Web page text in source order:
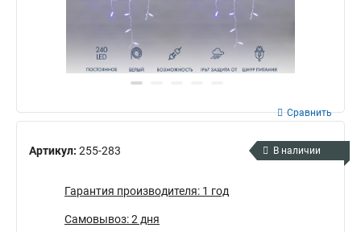
Артикул: 255-283
Сравнить
В наличии
Гарантия производителя: 1 год
Самовывоз: 2 дня